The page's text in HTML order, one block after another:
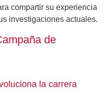
compartir su experiencia
investigaciones actuales.
de
la carrera